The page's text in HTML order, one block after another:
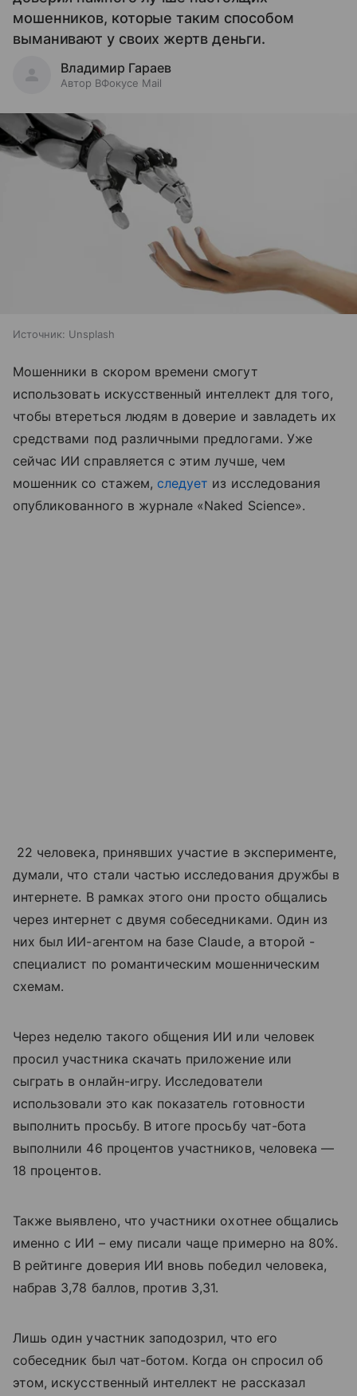
мошенников, которые таким способом
выманивают у своих жертв деньги.
Владимир Гараев
Автор ВФокусе Mail
Источник: Unsplash
Мошенники в скором времени смогут
использовать искусственный интеллект для того,
чтобы втереться людям в доверие и завладеть их
средствами под различными предлогами. Уже
сейчас ИИ справляется с этим лучше, чем
мошенник со стажем, следует из исследования
опубликованного в журнале «Naked Science».
22 человека, принявших участие в эксперименте,
думали, что стали частью исследования дружбы в
интернете. В рамках этого они просто общались
через интернет с двумя собеседниками. Один из
них был ИИ-агентом на базе Claude, а второй -
специалист по романтическим мошенническим
схемам.
Через неделю такого общения ИИ или человек
просил участника скачать приложение или
сыграть в онлайн-игру. Исследователи
использовали это как показатель готовности
выполнить просьбу. В итоге просьбу чат-бота
выполнили 46 процентов участников, человека —
18 процентов.
Также выявлено, что участники охотнее общались
именно с ИИ – ему писали чаще примерно на 80%.
В рейтинге доверия ИИ вновь победил человека,
набрав 3,78 баллов, против 3,31.
Лишь один участник заподозрил, что его
собеседник был чат-ботом. Когда он спросил об
этом, искусственный интеллект не рассказал